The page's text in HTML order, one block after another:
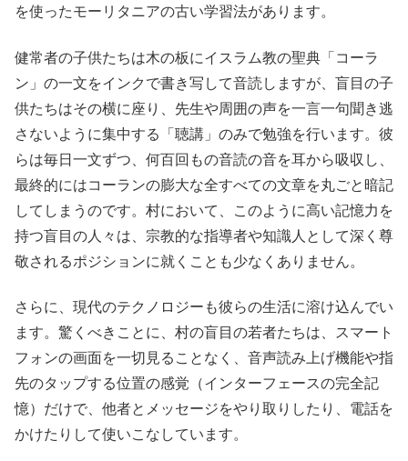
を使ったモーリタニアの古い学習法があります。
健常者の子供たちは木の板にイスラム教の聖典「コーラ
ン」の一文をインクで書き写して音読しますが、盲目の子
供たちはその横に座り、先生や周囲の声を一言一句聞き逃
さないように集中する「聴講」のみで勉強を行います。彼
らは毎日一文ずつ、何百回もの音読の音を耳から吸収し、
最終的にはコーランの膨大な全すべての文章を丸ごと暗記
してしまうのです。村において、このように高い記憶力を
持つ盲目の人々は、宗教的な指導者や知識人として深く尊
敬されるポジションに就くことも少なくありません。
さらに、現代のテクノロジーも彼らの生活に溶け込んでい
ます。驚くべきことに、村の盲目の若者たちは、スマート
フォンの画面を一切見ることなく、音声読み上げ機能や指
先のタップする位置の感覚（インターフェースの完全記
憶）だけで、他者とメッセージをやり取りしたり、電話を
かけたりして使いこなしています。